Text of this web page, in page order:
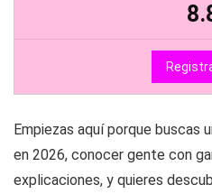
Empiezas aquí porque buscas
en 2026, conocer gente con
explicaciones, y quieres